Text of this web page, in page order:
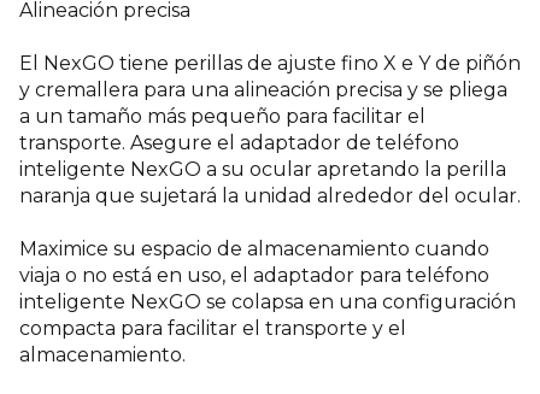
Alineación precisa
El NexGO tiene perillas de ajuste fino X e Y de piñón
y cremallera para una alineación precisa y se pliega
a un tamaño más pequeño para facilitar el
transporte. Asegure el adaptador de teléfono
inteligente NexGO a su ocular apretando la perilla
naranja que sujetará la unidad alrededor del ocular.
Maximice su espacio de almacenamiento cuando
viaja o no está en uso, el adaptador para teléfono
inteligente NexGO se colapsa en una configuración
compacta para facilitar el transporte y el
almacenamiento.